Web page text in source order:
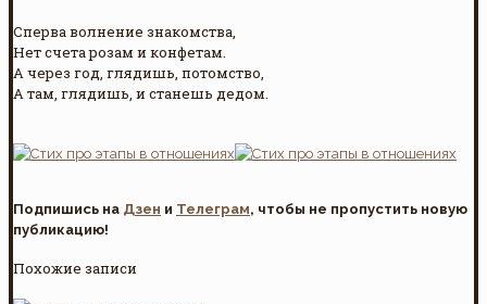
Сперва волнение знакомства,
Нет счета розам и конфетам.
А через год, глядишь, потомство,
А там, глядишь, и станешь дедом.
Подпишись на Дзен и Телеграм, чтобы не пропустить новую
публикацию!
Похожие записи